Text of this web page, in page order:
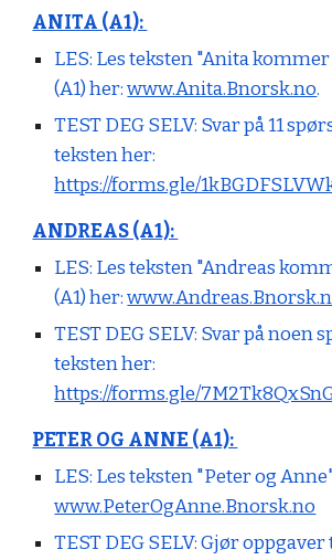
ANITA (A1):
LES: Les teksten "Anita
(A1) her:www.Anita.Bnorsk.no.
TEST DEG SELV: Svar på 11
teksten her:
https://forms.gle/
ANDREAS (A1):
LES: Les teksten "Andreas
(A1) her:
TEST DEG SELV: Svar på noen
teksten her:
https://forms.gle/
PETER OG ANNE (A1):
LES: Les teksten "Peter og
www.PeterOgAnne.Bnorsk.no
TEST DEG SELV: Gjør